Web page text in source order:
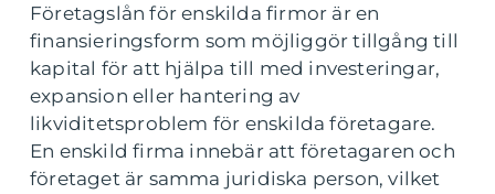
Företagslån för enskilda firmor är en
finansieringsform som möjliggör tillgång till
kapital för att hjälpa till med investeringar,
expansion eller hantering av
likviditetsproblem för enskilda företagare.
En enskild firma innebär att företagaren och
företaget är samma juridiska person, vilket